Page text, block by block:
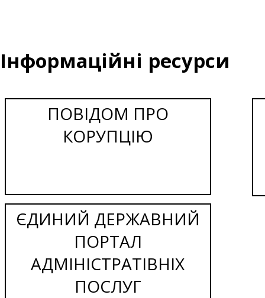
Інформаційні ресурси
ПОВІДОМ ПРО
КОРУПЦІЮ
ЄДИНИЙ ДЕРЖАВНИЙ
ПОРТАЛ
АДМІНІСТРАТІВНІХ
ПОСЛУГ